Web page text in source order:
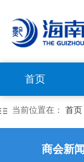
首页
当前位置在： 首页
商会新闻